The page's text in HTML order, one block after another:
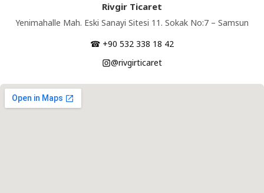
Rivgir Ticaret
Yenimahalle Mah. Eski Sanayi Sitesi 11. Sokak No:7 – Samsun
☎ +90 532 338 18 42
@rivgirticaret